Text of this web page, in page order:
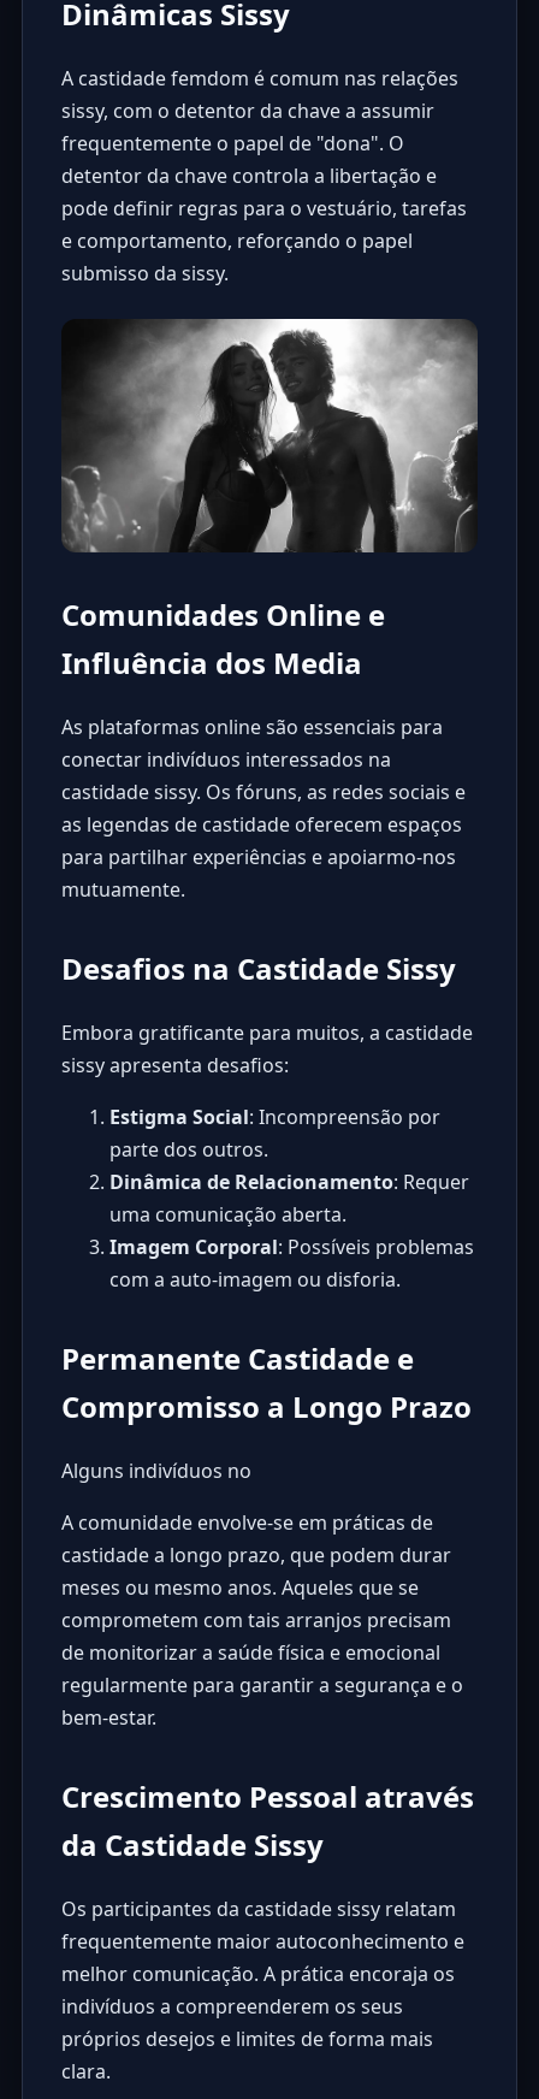
Dinâmicas Sissy
A castidade femdom é comum nas relações
sissy, com o detentor da chave a assumir
frequentemente o papel de "dona". O
detentor da chave controla a libertação e
pode definir regras para o vestuário, tarefas
e comportamento, reforçando o papel
submisso da sissy.
Comunidades Online e
Influência dos Media
As plataformas online são essenciais para
conectar indivíduos interessados na
castidade sissy. Os fóruns, as redes sociais e
as legendas de castidadeoferecem espaços
para partilhar experiências e apoiarmo-nos
mutuamente.
Desafios na Castidade Sissy
Embora gratificante para muitos, a castidade
sissy apresenta desafios:
Estigma Social: Incompreensão por
parte dos outros.
Dinâmica de Relacionamento: Requer
uma comunicação aberta.
Imagem Corporal: Possíveis problemas
com a auto-imagem ou disforia.
Permanente Castidade e
Compromisso a Longo Prazo
Alguns indivíduos no
A comunidade envolve-se em práticas de
castidade a longo prazo, que podem durar
meses ou mesmo anos. Aqueles que se
comprometem com tais arranjos precisam
de monitorizar a saúde física e emocional
regularmente para garantir a segurança e o
bem-estar.
Crescimento Pessoal através
da Castidade Sissy
Os participantes da castidade sissy relatam
frequentemente maior autoconhecimento e
melhor comunicação. A prática encoraja os
indivíduos a compreenderem os seus
próprios desejos e limites de forma mais
clara.